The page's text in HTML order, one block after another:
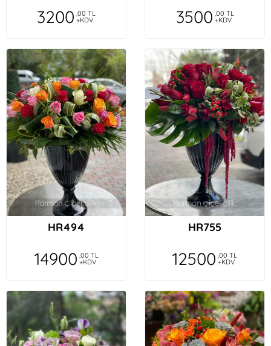
3200 ,00 TL
+KDV 3500 ,00 TL
+KDV
HR494
14900 ,00 TL
+KDV
HR755
12500 ,00 TL
+KDV